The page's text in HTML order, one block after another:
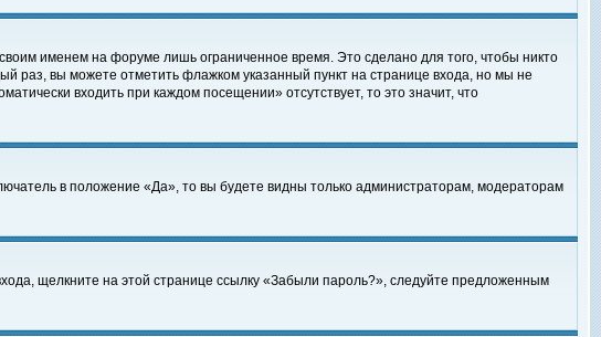
именем на форуме лишь ограниченное время. Это сделано для того, чтобы никто
раз, вы можете отметить флажком указанный пункт на странице входа, но мы не
входить при каждом посещении» отсутствует, то это значит, что
в положение «Да», то вы будете видны только администраторам, модераторам
щелкните на этой странице ссылку «Забыли пароль?», следуйте предложенным